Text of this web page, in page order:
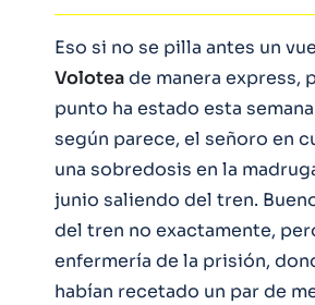
Eso si no se pilla antes un
Voloteade manera express,
punto ha estado esta
según parece, el señoro en
una sobredosis en la
junio saliendo del tren.
del tren no exactamente,
enfermería de la prisión,
habían recetado un par de